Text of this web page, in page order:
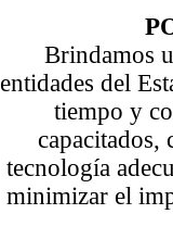
Brindamos
entidades del
tiempo y
capacitados,
tecnología
minimizar el